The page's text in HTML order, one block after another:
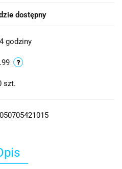
dostępny
godziny
szt.